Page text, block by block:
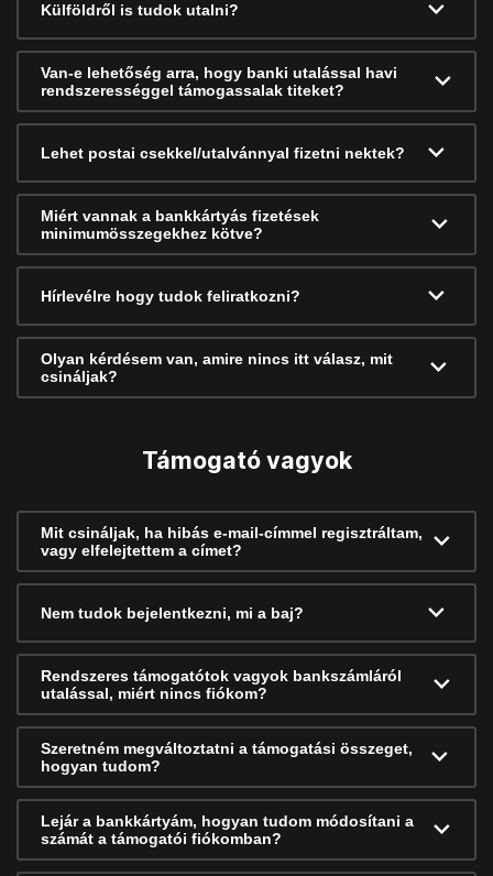
Külföldről is tudok utalni?
Van-e lehetőség arra, hogy banki utalással havi
rendszerességgel támogassalak titeket?
Lehet postai csekkel/utalvánnyal fizetni nektek?
Miért vannak a bankkártyás fizetések
minimumösszegekhez kötve?
Hírlevélre hogy tudok feliratkozni?
Olyan kérdésem van, amire nincs itt válasz, mit
csináljak?
Támogató vagyok
Mit csináljak, ha hibás e-mail-címmel regisztráltam,
vagy elfelejtettem a címet?
Nem tudok bejelentkezni, mi a baj?
Rendszeres támogatótok vagyok bankszámláról
utalással, miért nincs fiókom?
Szeretném megváltoztatni a támogatási összeget,
hogyan tudom?
Lejár a bankkártyám, hogyan tudom módosítani a
számát a támogatói fiókomban?